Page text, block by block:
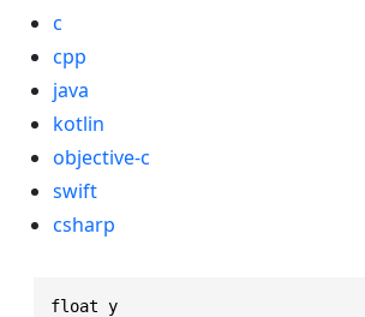
c
cpp
java
kotlin
objective-c
swift
csharp
float y